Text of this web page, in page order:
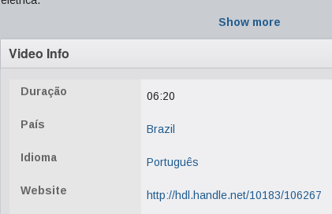
Show more
Video Info
Duração 06:20
País Brazil
Idioma Português
Website http://hdl.handle.net/10183/106267